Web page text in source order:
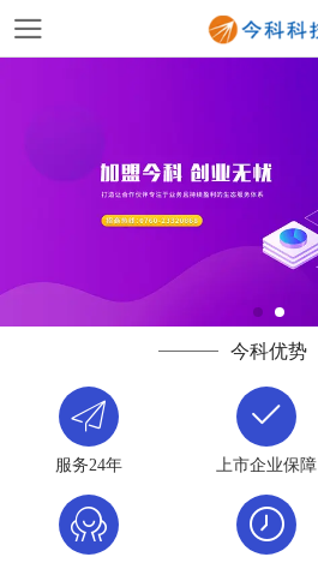
今科优势
服务24年 上市企业保障